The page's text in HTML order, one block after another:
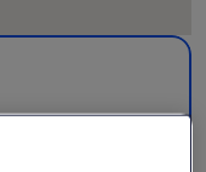
Aqua Center. Se